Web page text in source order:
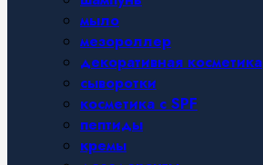
мыло
мезороллер
декоративная косметика
сыворотки
косметика с SPF
пептиды
кремы